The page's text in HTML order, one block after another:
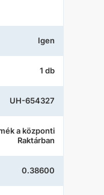
Igen
1 db
UH-654327
a központi
Raktárban
0.38600